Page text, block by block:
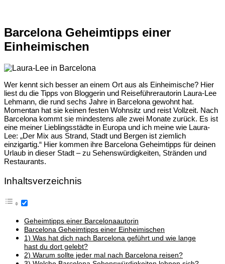
Barcelona Geheimtipps einer
Einheimischen
Wer kennt sich besser an einem Ort aus als Einheimische? Hier
liest du die Tipps von Bloggerin und Reiseführerautorin Laura-Lee
Lehmann, die rund sechs Jahre in Barcelona gewohnt hat.
Momentan hat sie keinen festen Wohnsitz und reist Vollzeit. Nach
Barcelona kommt sie mindestens alle zwei Monate zurück. Es ist
eine meiner Lieblingsstädte in Europa und ich meine wie Laura-
Lee: „Der Mix aus Strand, Stadt und Bergen ist ziemlich
einzigartig.“ Hier kommen ihre Barcelona Geheimtipps für deinen
Urlaub in dieser Stadt – zu Sehenswürdigkeiten, Stränden und
Restaurants.
Inhaltsverzeichnis
Geheimtipps einer Barcelonaautorin
Barcelona Geheimtipps einer Einheimischen
1) Was hat dich nach Barcelona geführt und wie lange
hast du dort gelebt?
2) Warum sollte jeder mal nach Barcelona reisen?